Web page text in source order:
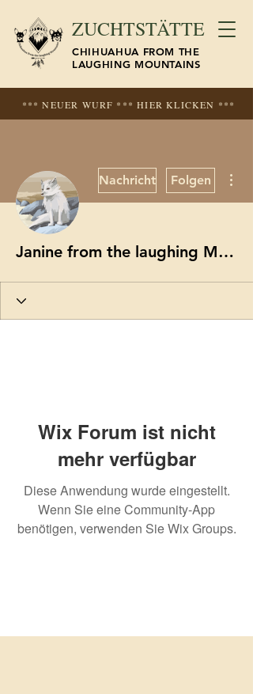
*** NEUER WURF *** HIER KLICKEN ***
ZUCHTSTÄTTE
CHIHUAHUA FROM THE
LAUGHING MOUNTAINS
Nachricht Folgen
Janine from the laughing Mountains
Wix Forum ist nicht
mehr verfügbar
Diese Anwendung wurde eingestellt.
Wenn Sie eine Community-App
benötigen, verwenden Sie Wix Groups.